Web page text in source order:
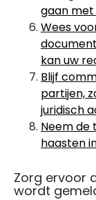
gaan met
Wees
kan uw
Blijf
partijen,
juridisch
Neem de
haasten
Zorg ervoor
wordt